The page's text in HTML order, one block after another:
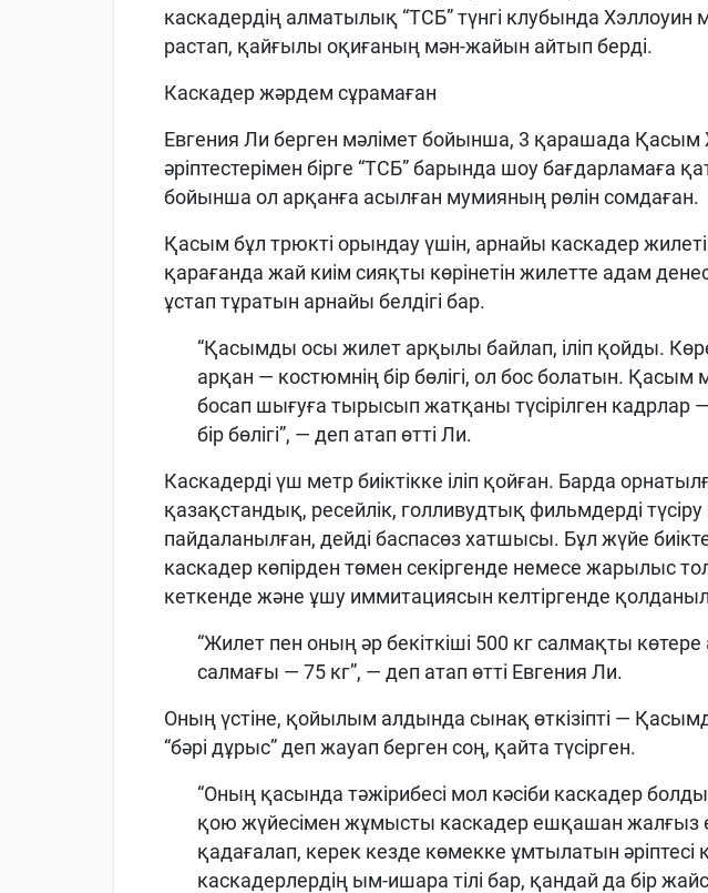
каскадердің алматылық “ТСБ” түнгі клубында Хэллоуин
растап, қайғылы оқиғаның мән-жайын айтып берді.
Каскадер жәрдем сұрамаған
Евгения Ли берген мәлімет бойынша, 3 қарашада
әріптестерімен бірге “ТСБ” барында шоу бағдарламаға
бойынша ол арқанға асылған мумияның рөлін сомдаған.
Қасым бұл трюкті орындау үшін, арнайы каскадер
қарағанда жай киім сияқты көрінетін жилетте адам
ұстап тұратын арнайы белдігі бар.
“Қасымды осы жилет арқылы байлап, іліп қойды.
арқан — костюмнің бір бөлігі, ол бос болатын.
босап шығуға тырысып жатқаны түсірілген кадрлар
бір бөлігі”, — деп атап өтті Ли.
Каскадерді үш метр биіктікке іліп қойған. Барда
қазақстандық, ресейлік, голливудтық фильмдерді түсіру
пайдаланылған, дейді баспасөз хатшысы. Бұл жүйе
каскадер көпірден төмен секіргенде немесе жарылыс
кеткенде және ұшу иммитациясын келтіргенде
“Жилет пен оның әр бекіткіші 500 кг салмақты
салмағы — 75 кг”, — деп атап өтті Евгения Ли.
Оның үстіне, қойылым алдында сынақ өткізіпті —
“бәрі дұрыс” деп жауап берген соң, қайта түсірген.
“Оның қасында тәжірибесі мол кәсіби каскадер
қою жүйесімен жұмысты каскадер ешқашан жалғыз
қадағалап, керек кезде көмекке ұмтылатын әріптесі
каскадерлердің ым-ишара тілі бар, қандай да бір